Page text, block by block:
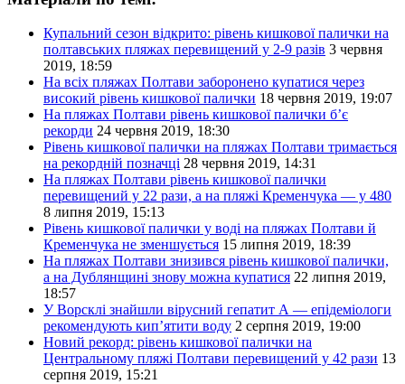
Купальний сезон відкрито: рівень кишкової палички на
полтавських пляжах перевищений у 2-9 разів 3 червня
2019, 18:59
На всіх пляжах Полтави заборонено купатися через
високий рівень кишкової палички 18 червня 2019, 19:07
На пляжах Полтави рівень кишкової палички б’є
рекорди 24 червня 2019, 18:30
Рівень кишкової палички на пляжах Полтави тримається
на рекордній позначці 28 червня 2019, 14:31
На пляжах Полтави рівень кишкової палички
перевищений у 22 рази, а на пляжі Кременчука — у 480
8 липня 2019, 15:13
Рівень кишкової палички у воді на пляжах Полтави й
Кременчука не зменшується 15 липня 2019, 18:39
На пляжах Полтави знизився рівень кишкової палички,
а на Дублянщині знову можна купатися 22 липня 2019,
18:57
У Ворсклі знайшли вірусний гепатит А — епідеміологи
рекомендують кип’ятити воду 2 серпня 2019, 19:00
Новий рекорд: рівень кишкової палички на
Центральному пляжі Полтави перевищений у 42 рази 13
серпня 2019, 15:21